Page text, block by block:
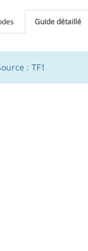
Guide détaillé
: TF1